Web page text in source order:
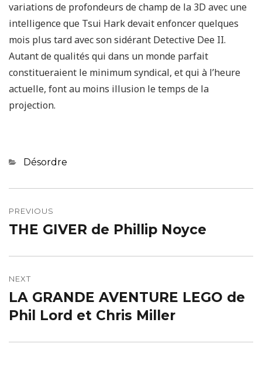
variations de profondeurs de champ de la 3D avec une
intelligence que Tsui Hark devait enfoncer quelques
mois plus tard avec son sidérant Detective Dee II.
Autant de qualités qui dans un monde parfait
constitueraient le minimum syndical, et qui à l’heure
actuelle, font au moins illusion le temps de la
projection.
Categories
Désordre
de
l’article
PREVIOUS
Previous
THE GIVER de Phillip Noyce
NEXT
Next
post:
LA GRANDE AVENTURE LEGO de
Phil Lord et Chris Miller